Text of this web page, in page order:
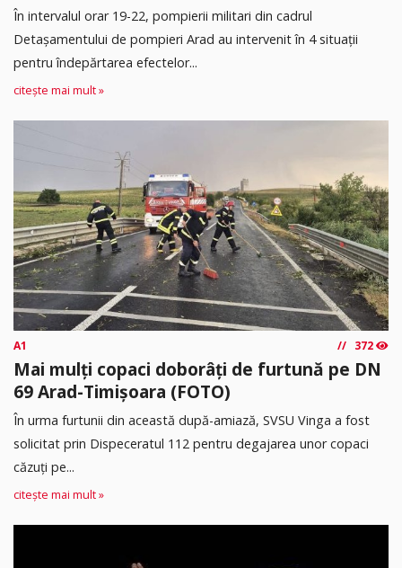
În intervalul orar 19-22, pompierii militari din cadrul
Detașamentului de pompieri Arad au intervenit în 4 situații
pentru îndepărtarea efectelor...
citește mai mult »
A1 372
Mai mulți copaci doborâți de furtună pe DN
69 Arad-Timișoara (FOTO)
În urma furtunii din această după-amiază, SVSU Vinga a fost
solicitat prin Dispeceratul 112 pentru degajarea unor copaci
căzuți pe...
citește mai mult »